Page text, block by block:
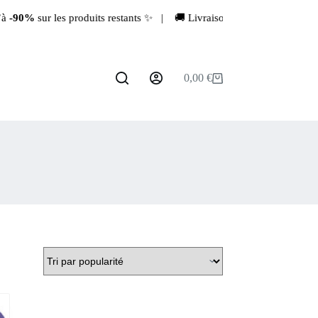
sur les produits restants ✨ | 🚚 Livraison rapide depuis la
Panier
0,00 €